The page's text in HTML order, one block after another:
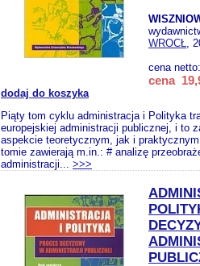
WROCŁ,
cena
cena
dodaj do koszyka
Piąty tom cyklu administracja i Polityka
europejskiej administracji publicznej, i to
aspekcie teoretycznym, jak i
tomie zawierają m.in.: # analizę
administracji... >>>